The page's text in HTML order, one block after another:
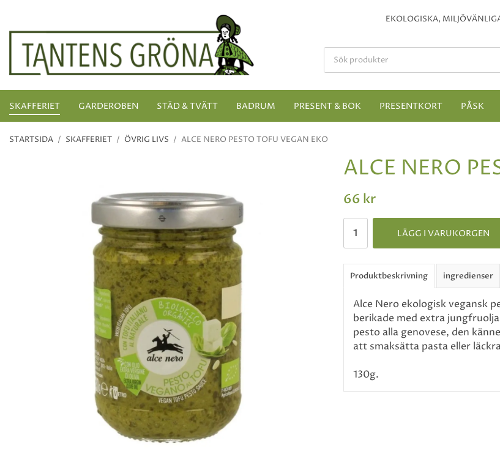
EKOLOGISKA,
SKAFFERIET GARDEROBEN STÄD & TVÄTT BADRUM PRESENT & BOK PRESENTKORT PÅSK
STARTSIDA / SKAFFERIET / ÖVRIG LIVS / ALCE NERO PESTO TOFU VEGAN EKO
ALCE NERO
66 kr
LÄGG I VARUKORGEN
Produktbeskrivning ingredienser
Alce Nero ekologisk vegansk
berikade med extra
pesto alla genovese, den
att smaksätta pasta eller
130g.